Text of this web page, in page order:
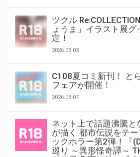
ツクル
ょうま」イラスト展
定！
2026.08.03
C108夏コミ新刊！ と
フェアが開催！
2026.08.07
ネット上で話題沸騰と
が描く 都市伝説をテ
ックホラー第2弾！『
巡り ～異形怪奇譚～